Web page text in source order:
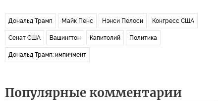
Дональд Трамп Майк Пенс Нэнси Пелоси Конгресс США
Сенат США Вашингтон Капитолий Политика
Дональд Трамп: импичмент
Популярные комментарии